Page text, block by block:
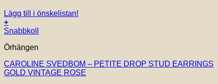
Lägg till i önskelistan!
+
Snabbkoll
Örhängen
CAROLINE SVEDBOM – PETITE DROP STUD EARRINGS
GOLD VINTAGE ROSE